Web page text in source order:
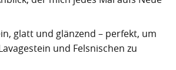
La Guancha
La Orotava
La Victoria de Acentejo
auf Teneriffa im 16. Jahrhundert
François Le Clerc
Amaro Pargo
und Quantenwunder
Geologie Teneriffas
Die Guanchen
glatt und glänzend – perfekt, um
und Felsnischen zu